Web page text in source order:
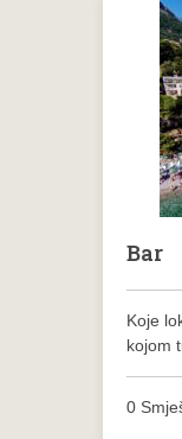
Bar
Koje
kojom
0